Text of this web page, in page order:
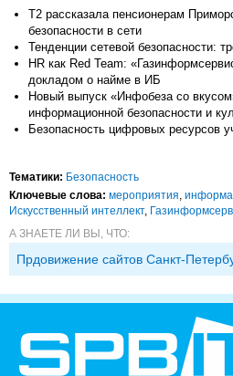
T2 рассказала пенсионерам
безопасности в сети
Тенденции сетевой безопасности:
HR как Red Team:
докладом о найме в ИБ
Новый выпуск «Инфобеза со
информационной безопасности и
Безопасность цифровых ресурсов
Тематики: Безопасность
Ключевые слова: мероприятия,
Искусственный интеллект,
А ЗНАЕТЕ ЛИ ВЫ, ЧТО:
Прдовижение сайтов Санкт-